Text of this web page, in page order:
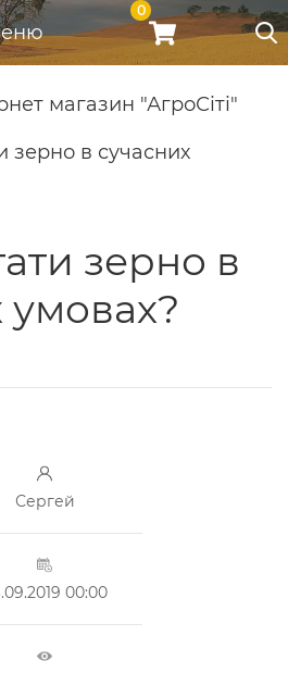
0
магазин "АгроСіті"
зерно в сучасних
зерно в
умовах?
Сергей
00:00